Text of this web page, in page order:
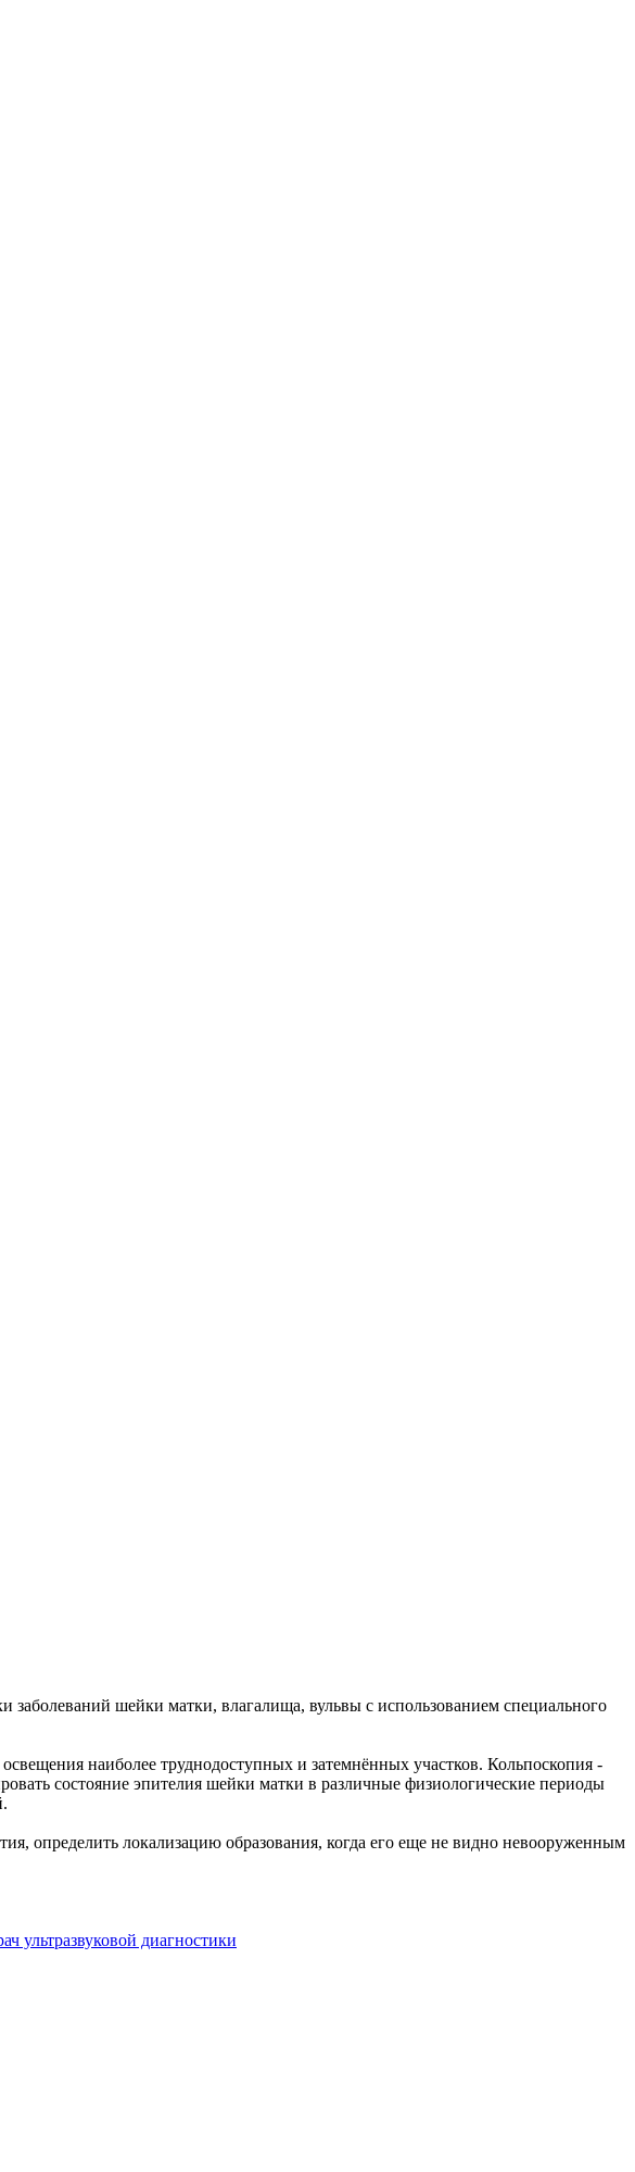
шейки матки, влагалища, вульвы с использованием специального
наиболее труднодоступных и затемнённых участков. Кольпоскопия -
состояние эпителия шейки матки в различные физиологические периоды
определить локализацию образования, когда его еще не видно невооруженным
ультразвуковой диагностики